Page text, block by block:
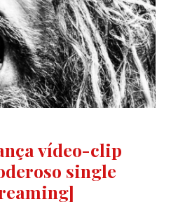
vídeo-clip
single